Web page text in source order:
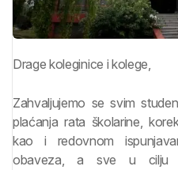
Drage koleginice i kolege,
Zahvaljujemo se svim
plaćanja rata školarine,
kao i redovnom
obaveza, a sve u cilju